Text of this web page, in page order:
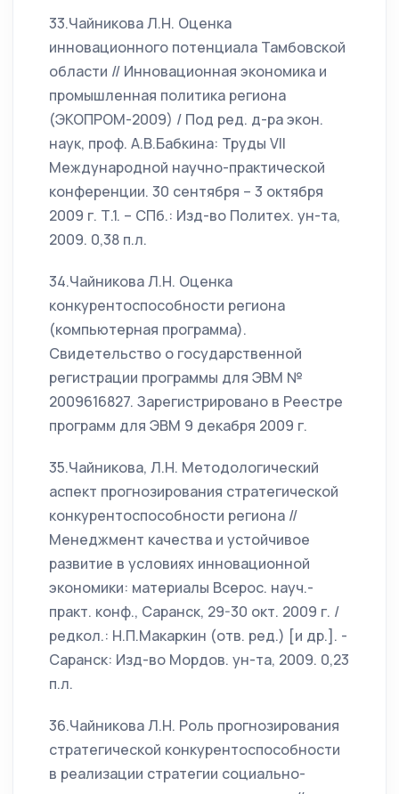
33.Чайникова Л.Н. Оценка
инновационного потенциала Тамбовской
области // Инновационная экономика и
промышленная политика региона
(ЭКОПРОМ-2009) / Под ред. д-ра экон.
наук, проф. А.В.Бабкина: Труды VII
Международной научно-практической
конференции. 30 сентября – 3 октября
2009 г. Т.1. – СПб.: Изд-во Политех. ун-та,
2009. 0,38 п.л.
34.Чайникова Л.Н. Оценка
конкурентоспособности региона
(компьютерная программа).
Свидетельство о государственной
регистрации программы для ЭВМ №
2009616827. Зарегистрировано в Реестре
программ для ЭВМ 9 декабря 2009 г.
35.Чайникова, Л.Н. Методологический
аспект прогнозирования стратегической
конкурентоспособности региона //
Менеджмент качества и устойчивое
развитие в условиях инновационной
экономики: материалы Всерос. науч.-
практ. конф., Саранск, 29-30 окт. 2009 г. /
редкол.: Н.П.Макаркин (отв. ред.) [и др.]. -
Саранск: Изд-во Мордов. ун-та, 2009. 0,23
п.л.
36.Чайникова Л.Н. Роль прогнозирования
стратегической конкурентоспособности
в реализации стратегии социально-